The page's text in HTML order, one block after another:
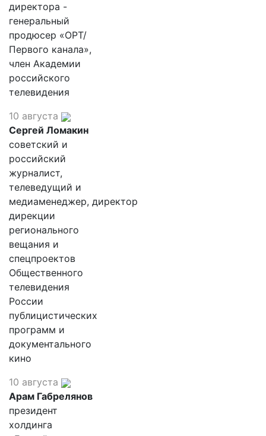
директора -
генеральный
продюсер «ОРТ/
Первого канала»,
член Академии
российского
телевидения
10 августа
Сергей Ломакин
советский и
российский
журналист,
телеведущий и
медиаменеджер, директор
дирекции
регионального
вещания и
спецпроектов
Общественного
телевидения
России
публицистических
программ и
документального
кино
10 августа
Арам Габрелянов
президент
холдинга